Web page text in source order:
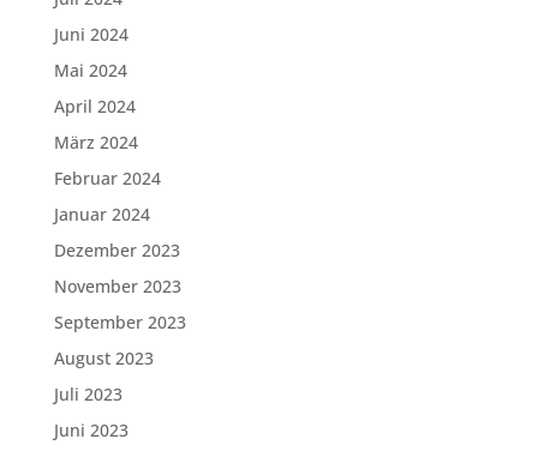
Juni 2024
Mai 2024
April 2024
März 2024
Februar 2024
Januar 2024
Dezember 2023
November 2023
September 2023
August 2023
Juli 2023
Juni 2023